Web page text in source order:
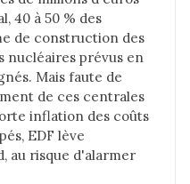
40 à 50 % des
de construction des
nucléaires prévus en
Mais faute de
de ces centrales
inflation des coûts
EDF lève
au risque d'alarmer